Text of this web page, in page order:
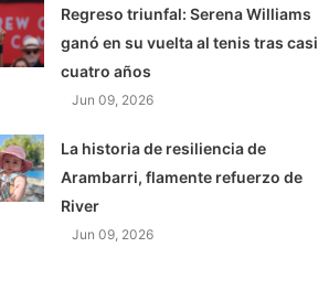
Regreso triunfal: Serena Williams
ganó en su vuelta al tenis tras casi
cuatro años
Jun 09, 2026
La historia de resiliencia de
Arambarri, flamente refuerzo de
River
Jun 09, 2026